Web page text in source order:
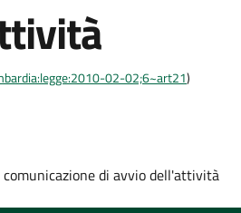
02-02;6~art21)
comunicazione di avvio dell'attività